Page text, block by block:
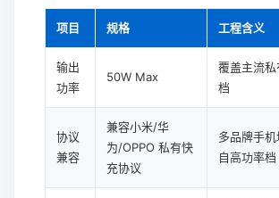
项目 规格 工程含义
输出
功率
50W Max
覆盖主流
档
协议
兼容
兼容小米/华
为/OPPO 私有快
充协议
多品牌手
自高功率档